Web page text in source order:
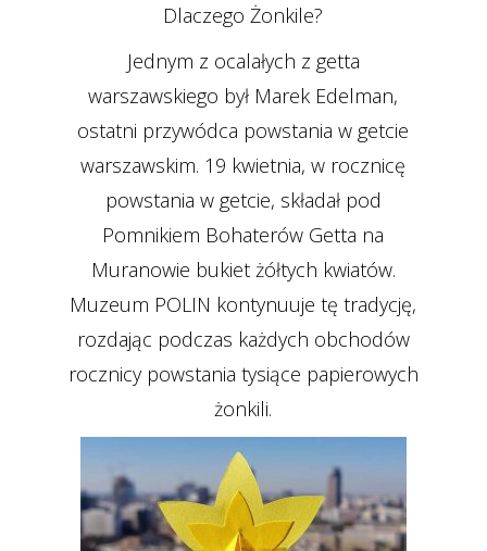
Dlaczego Żonkile?
Jednym z ocalałych z getta
warszawskiego był Marek Edelman,
ostatni przywódca powstania w getcie
warszawskim. 19 kwietnia, w rocznicę
powstania w getcie, składał pod
Pomnikiem Bohaterów Getta na
Muranowie bukiet żółtych kwiatów.
Muzeum POLIN kontynuuje tę tradycję,
rozdając podczas każdych obchodów
rocznicy powstania tysiące papierowych
żonkili.